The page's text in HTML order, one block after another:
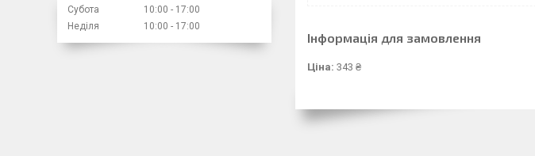
Інформація для замовлення
Ціна: 343 ₴
Субота
10:00
17:00
Неділя
10:00 17:00